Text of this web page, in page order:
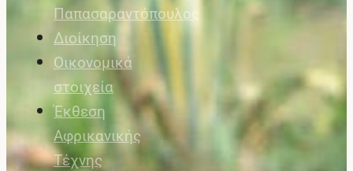
Παπασαραντόπουλος
Διοίκηση
Οικονομικά
στοιχεία
Έκθεση
Αφρικανικής
Τέχνης